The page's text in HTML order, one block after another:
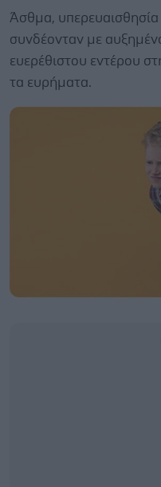
Άσθμα, υπερευαισθησία
συνδέονταν με
ευερέθιστου εντέρου
τα ευρήματα.